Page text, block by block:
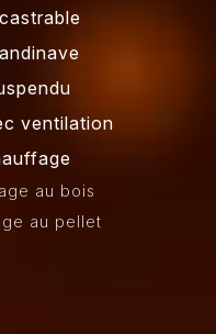
ventilation
au bois
au pellet